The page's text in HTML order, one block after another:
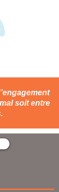
soit entre